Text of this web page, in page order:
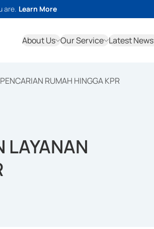
are. Learn More
About Us Our Service Latest News
RUMAH HINGGA KPR
LAYANAN